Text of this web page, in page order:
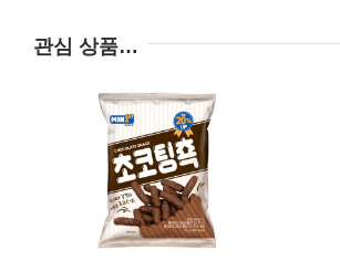
관심 상품…